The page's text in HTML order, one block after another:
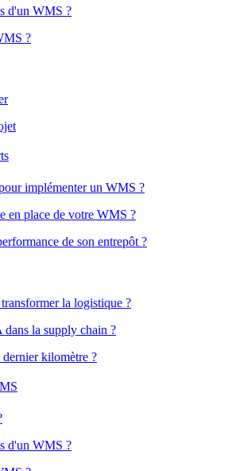
d'un WMS ?
?
implémenter un WMS ?
en place de votre WMS ?
de son entrepôt ?
la logistique ?
la supply chain ?
kilomètre ?
d'un WMS ?